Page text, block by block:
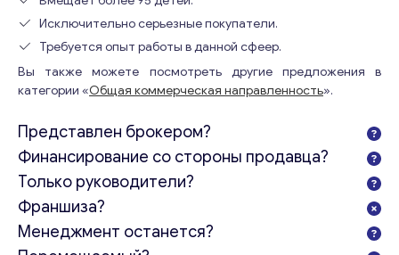
Исключительно серьезные покупатели.
Требуется опыт работы в данной сфеер.
Вы также можете посмотреть другие предложения в
категории «Общая коммерческая направленность».
Представлен брокером?
Финансирование со стороны продавца?
Только руководители?
Франшиза?
Менеджмент останется?